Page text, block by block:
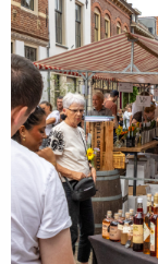
more
about
Chateau
Buren